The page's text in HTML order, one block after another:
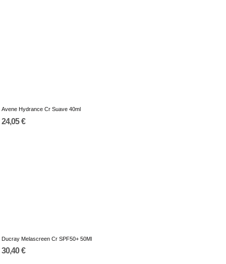
Avene Hydrance Cr Suave 40ml
24,05 €
Ducray Melascreen Cr SPF50+ 50Ml
30,40 €